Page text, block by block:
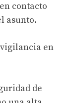
contacto
asunto.
en
de